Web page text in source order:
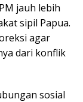
jauh lebih
sipil Papua.
agar
dari konflik
sosial